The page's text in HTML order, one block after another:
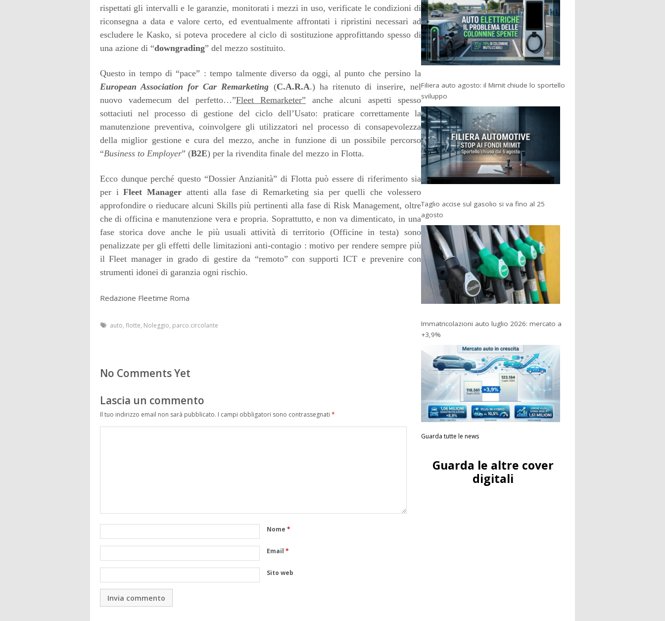
rispettati gli intervalli e le garanzie, monitorati i mezzi in uso, verificate le condizioni di
riconsegna a data e valore certo, ed eventualmente affrontati i ripristini necessari ad
escludere le Kasko, si poteva procedere al ciclo di sostituzione approfittando spesso di
una azione di “downgrading” del mezzo sostituito.
Questo in tempo di “pace” : tempo talmente diverso da oggi, al punto che persino la
European Association for Car Remarketing (C.A.R.A.) ha ritenuto di inserire, nel
nuovo vademecum del perfetto…”Fleet Remarketer” anche alcuni aspetti spesso
sottaciuti nel processo di gestione del ciclo dell’Usato: praticare correttamente la
manutenzione preventiva, coinvolgere gli utilizzatori nel processo di consapevolezza
della miglior gestione e cura del mezzo, anche in funzione di un possibile percorso
“Business to Employer” (B2E) per la rivendita finale del mezzo in Flotta.
Ecco dunque perché questo “Dossier Anzianità” di Flotta può essere di riferimento sia
per iFleet Manager attenti alla fase di Remarketing sia per quelli che volessero
approfondire o rieducare alcuni Skills più pertinenti alla fase di Risk Management, oltre
che di officina e manutenzione vera e propria. Soprattutto, e non va dimenticato, in una
fase storica dove anche le più usuali attività di territorio (Officine in testa) sono
penalizzate per gli effetti delle limitazioni anti-contagio : motivo per rendere sempre più
il Fleet manager in grado di gestire da “remoto” con supporti ICT e prevenire con
strumenti idonei di garanzia ogni rischio.
Redazione Fleetime Roma
auto, flotte, Noleggio, parco.circolante
No Comments Yet
Lascia un commento
Il tuo indirizzo email non sarà pubblicato. I campi obbligatori sono contrassegnati *
Nome *
Email *
Sito web
Filiera auto agosto: il Mimit chiude lo sportello
sviluppo
Taglio accise sul gasolio si va fino al 25
agosto
Immatricolazioni auto luglio 2026: mercato a
+3,9%
Guarda tutte le news
Guarda le altre cover
digitali